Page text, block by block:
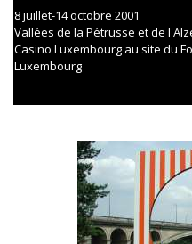
8 juillet-14 octobre 2001
Vallées de la Pétrusse et de
Casino Luxembourg au site du
Luxembourg